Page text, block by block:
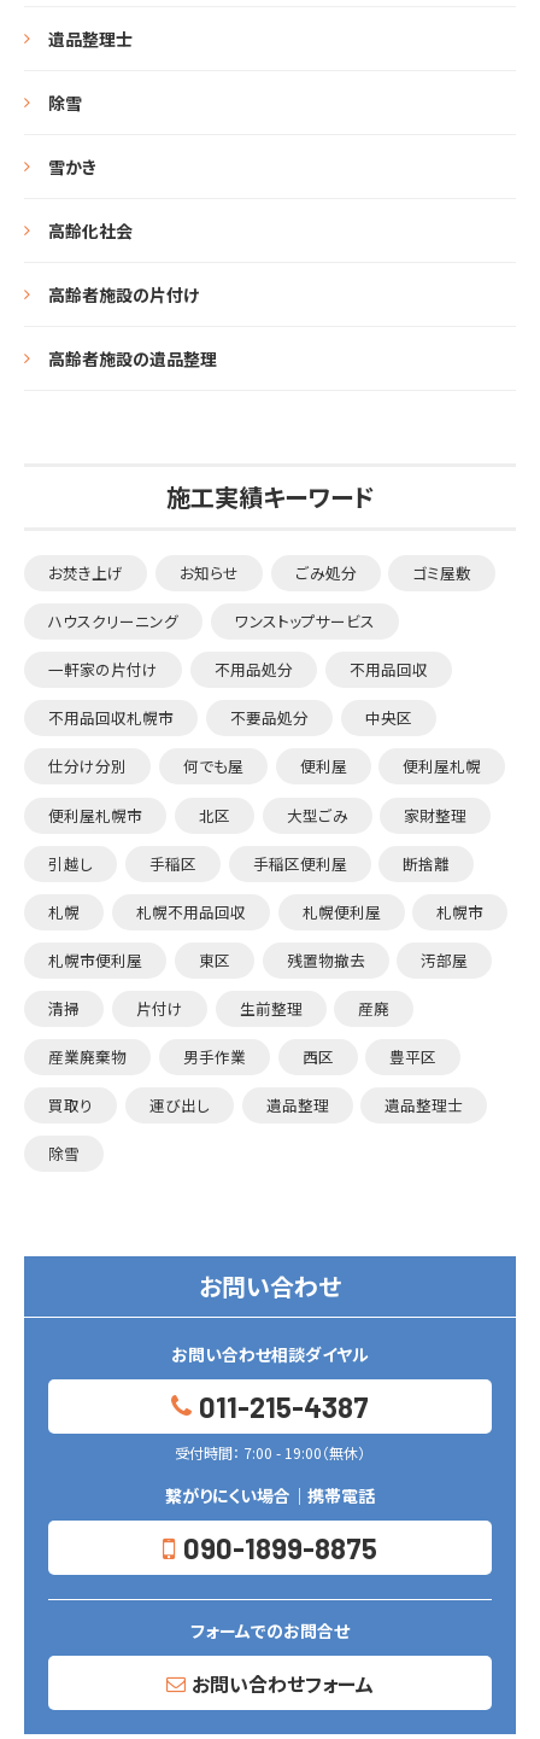
遺品整理士
除雪
雪かき
高齢化社会
高齢者施設の片付け
高齢者施設の遺品整理
施工実績キーワード
お焚き上げ お知らせ ごみ処分 ゴミ屋敷
ハウスクリーニング ワンストップサービス
一軒家の片付け 不用品処分 不用品回収
不用品回収札幌市 不要品処分 中央区
仕分け分別 何でも屋 便利屋 便利屋札幌
便利屋札幌市 北区 大型ごみ 家財整理
引越し 手稲区 手稲区便利屋 断捨離
札幌 札幌不用品回収 札幌便利屋 札幌市
札幌市便利屋 東区 残置物撤去 汚部屋
清掃 片付け 生前整理 産廃
産業廃棄物 男手作業 西区 豊平区
買取り 運び出し 遺品整理 遺品整理士
除雪
お問い合わせ
お問い合わせ相談ダイヤル
011-215-4387
受付時間： 7:00 - 19:00（無休）
繋がりにくい場合｜携帯電話
090-1899-8875
フォームでのお問合せ
お問い合わせフォーム